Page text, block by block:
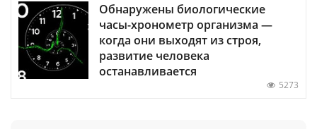
Обнаружены биологические
часы-хронометр организма —
когда они выходят из строя,
развитие человека
останавливается
5273